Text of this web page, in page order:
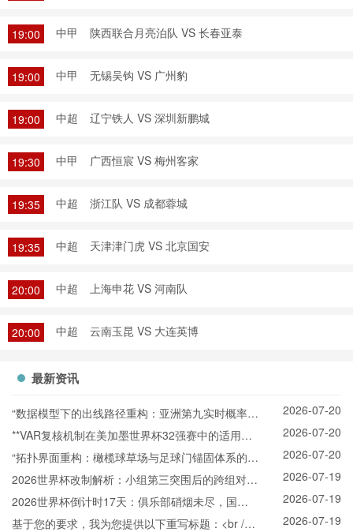
19:00 中甲 陕西联合月亮泊队 VS 长春亚泰
19:00 中甲 无锡吴钩 VS 广州豹
19:00 中超 辽宁铁人 VS 深圳新鹏城
19:30 中甲 广西恒宸 VS 梅州客家
19:35 中超 浙江队 VS 成都蓉城
19:35 中超 天津津门虎 VS 北京国安
20:00 中超 上海申花 VS 河南队
20:00 中超 云南玉昆 VS 大连英博
最新资讯
“数据模型下的出线路径重构：亚洲第九实时概率推
演与战术适配”
2026-07-20
**VAR复核机制在美加墨世界杯32强赛中的适用困
境与争议焦点深度解析**
2026-07-20
“拓扑界面重构：橄榄球草场与足球门锚固体系的空
间耦合机制”
2026-07-20
2026世界杯改制解析：小组第三突围后的跨组对战
机制
2026-07-19
2026世界杯倒计时17天：俱乐部硝烟未尽，国家
队已悄然“换阵”新战场
2026-07-19
基于您的要求，我为您提供以下重写标题：<br />
2026-07-19